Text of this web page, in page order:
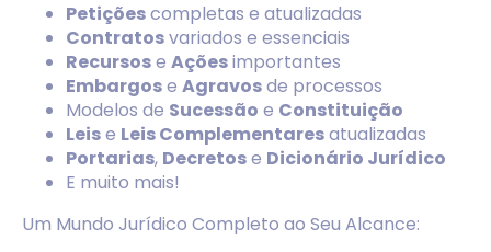
Petiçõescompletas e atualizadas
Contratosvariados e essenciais
Recursose Açõesimportantes
Embargose Agravosde processos
Modelos de Sucessão e Constituição
Leise Leis Complementaresatualizadas
Portarias, Decretose Dicionário Jurídico
E muito mais!
Um Mundo Jurídico Completo ao Seu Alcance: